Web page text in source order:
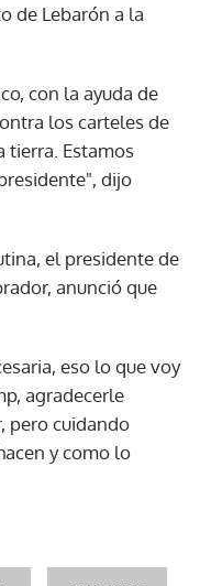
de Lebarón a la
con la ayuda de
los carteles de
tierra. Estamos
dijo
el presidente de
anunció que
eso lo que voy
agradecerle
pero cuidando
y como lo